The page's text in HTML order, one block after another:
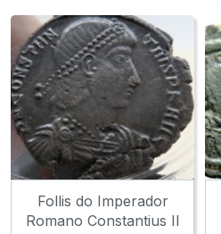
Follis do Imperador
Romano Constantius II